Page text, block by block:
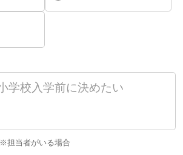
※担当者がいる場合